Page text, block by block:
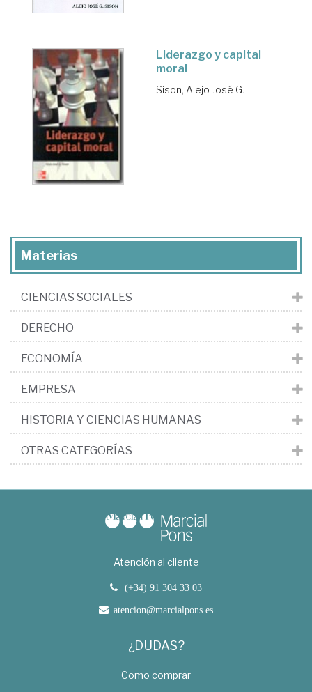
Liderazgo y capital
moral
Sison, Alejo José G.
Materias
CIENCIAS SOCIALES
DERECHO
ECONOMÍA
EMPRESA
HISTORIA Y CIENCIAS HUMANAS
OTRAS CATEGORÍAS
Atención al cliente
(+34) 91 304 33 03
atencion@marcialpons.es
¿DUDAS?
Como comprar